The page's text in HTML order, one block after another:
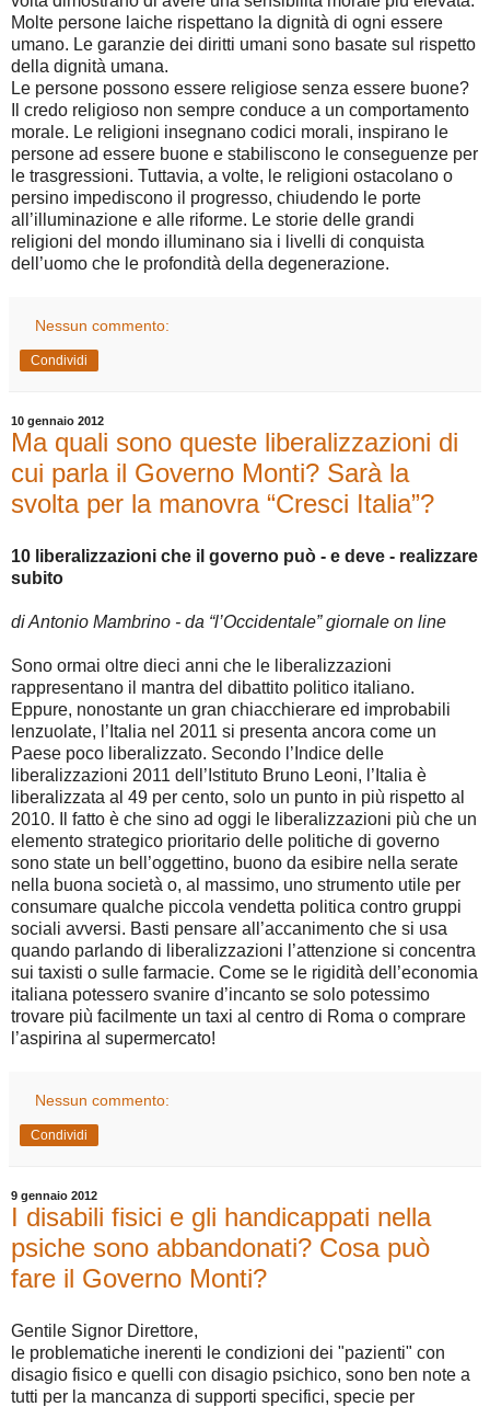
Molte persone laiche rispettano la dignità di ogni essere
umano. Le garanzie dei diritti umani sono basate sul rispetto
della dignità umana.
Le persone possono essere religiose senza essere buone?
Il credo religioso non sempre conduce a un comportamento
morale. Le religioni insegnano codici morali, inspirano le
persone ad essere buone e stabiliscono le conseguenze per
le trasgressioni. Tuttavia, a volte, le religioni ostacolano o
persino impediscono il progresso, chiudendo le porte
all’illuminazione e alle riforme. Le storie delle grandi
religioni del mondo illuminano sia i livelli di conquista
dell’uomo che le profondità della degenerazione.
Nessun commento:
Condividi
10 gennaio 2012
Ma quali sono queste liberalizzazioni di
cui parla il Governo Monti? Sarà la
svolta per la manovra “Cresci Italia”?
10 liberalizzazioni che il governo può - e deve - realizzare
subito
di Antonio Mambrino - da “l’Occidentale” giornale on line
Sono ormai oltre dieci anni che le liberalizzazioni
rappresentano il mantra del dibattito politico italiano.
Eppure, nonostante un gran chiacchierare ed improbabili
lenzuolate, l’Italia nel 2011 si presenta ancora come un
Paese poco liberalizzato. Secondo l’Indice delle
liberalizzazioni 2011 dell’Istituto Bruno Leoni, l’Italia è
liberalizzata al 49 per cento, solo un punto in più rispetto al
2010. Il fatto è che sino ad oggi le liberalizzazioni più che un
elemento strategico prioritario delle politiche di governo
sono state un bell’oggettino, buono da esibire nella serate
nella buona società o, al massimo, uno strumento utile per
consumare qualche piccola vendetta politica contro gruppi
sociali avversi. Basti pensare all’accanimento che si usa
quando parlando di liberalizzazioni l’attenzione si concentra
sui taxisti o sulle farmacie. Come se le rigidità dell’economia
italiana potessero svanire d’incanto se solo potessimo
trovare più facilmente un taxi al centro di Roma o comprare
l’aspirina al supermercato!
Nessun commento:
Condividi
9 gennaio 2012
I disabili fisici e gli handicappati nella
psiche sono abbandonati? Cosa può
fare il Governo Monti?
Gentile Signor Direttore,
le problematiche inerenti le condizioni dei "pazienti" con
disagio fisico e quelli con disagio psichico, sono ben note a
tutti per la mancanza di supporti specifici, specie per